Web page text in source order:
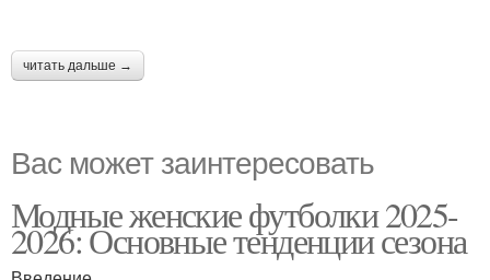
читать дальше →
Вас может заинтересовать
Модные женские футболки 2025-
2026: Основные тенденции сезона